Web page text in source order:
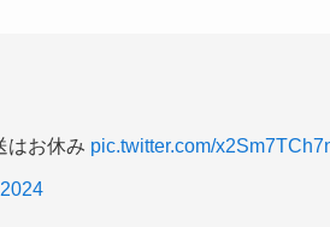
はお休み pic.twitter.com/